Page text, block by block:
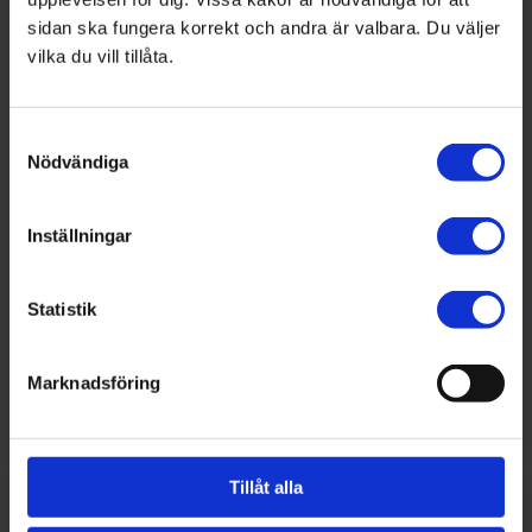
sidan ska fungera korrekt och andra är valbara. Du väljer
vilka du vill tillåta.
Nödvändiga
Inställningar
Statistik
Marknadsföring
Tillåt alla
Elever skapar, skriver och säljer –
stolta elever, färgglada bokomslag och
deltog Framtidsfrön med projektet Skapa en
bok, där elever får planera, skriva, formge
och sälja sina egna böcker. I år slog projektet
rekord: hela 14 böcker skapades, nästan
Läs mer